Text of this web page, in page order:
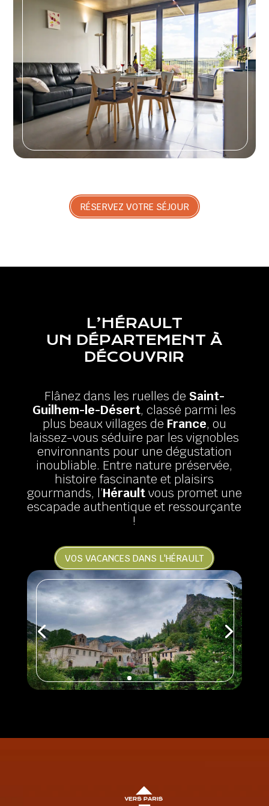
RÉSERVEZ VOTRE SÉJOUR
L’HÉRAULT
UN DÉPARTEMENT À
DÉCOUVRIR
Flânez dans les ruelles de Saint-
Guilhem-le-Désert, classé parmi les
plus beaux villages de France, ou
laissez-vous séduire par les vignobles
environnants pour une dégustation
inoubliable. Entre nature préservée,
histoire fascinante et plaisirs
gourmands, l’Héraultvous promet une
escapade authentique et ressourçante
!
VOS VACANCES DANS L'HÉRAULT